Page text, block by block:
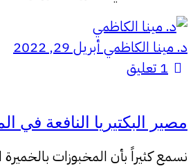
د. مينا الكاظميأبريل 29, 2022
1تعليق
مصير البكتيريا النافعة في